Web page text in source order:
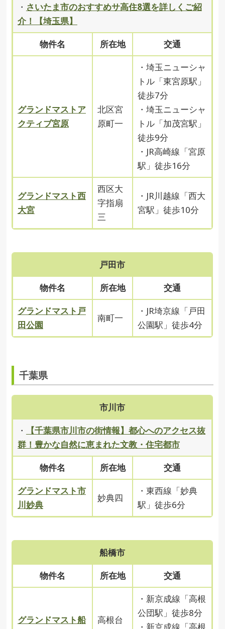
・ さいたま市のおすすめサ高住8選を詳しくご紹
介！【埼玉県】
物件名
所在地 交通
グランドマストア
クティブ宮原
北区宮
原町一
・埼玉ニューシャ
トル「東宮原駅」
徒歩7分
・埼玉ニューシャ
トル「加茂宮駅」
徒歩9分
・JR高崎線「宮原
駅」徒歩16分
グランドマスト西
大宮
西区大
字指扇
三
・JR川越線「西大
宮駅」徒歩10分
戸田市
物件名
所在地
交通
グランドマスト戸
田公園
南町一
・JR埼京線「戸田
公園駅」徒歩4分
千葉県
市川市
・
【千葉県市川市の街情報】都心へのアクセス抜
群！豊かな自然に恵まれた文教・住宅都市
物件名
所在地
交通
グランドマスト市
川妙典
妙典四
・東西線「妙典
駅」徒歩6分
船橋市
物件名
所在地 交通
グランドマスト船
高根台
・新京成線「高根
公団駅」徒歩8分